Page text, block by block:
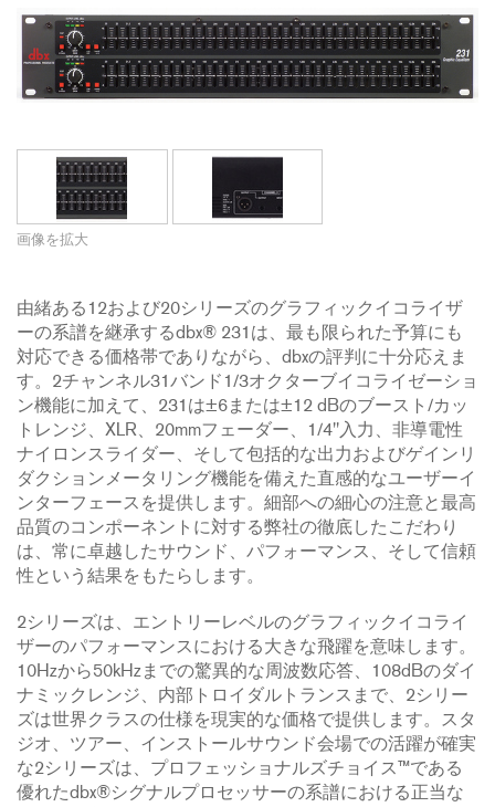
画像を拡大
由緒ある12および20シリーズのグラフィックイコライザ
ーの系譜を継承するdbx® 231は、最も限られた予算にも
対応できる価格帯でありながら、dbxの評判に十分応えま
す。2チャンネル31バンド1/3オクターブイコライゼーショ
ン機能に加えて、231は±6または±12 dBのブースト/カッ
トレンジ、XLR、20mmフェーダー、1/4"入力、非導電性
ナイロンスライダー、そして包括的な出力およびゲインリ
ダクションメータリング機能を備えた直感的なユーザーイ
ンターフェースを提供します。細部への細心の注意と最高
品質のコンポーネントに対する弊社の徹底したこだわり
は、常に卓越したサウンド、パフォーマンス、そして信頼
性という結果をもたらします。
2シリーズは、エントリーレベルのグラフィックイコライ
ザーのパフォーマンスにおける大きな飛躍を意味します。
10Hzから50kHzまでの驚異的な周波数応答、108dBのダイ
ナミックレンジ、内部トロイダルトランスまで、2シリー
ズは世界クラスの仕様を現実的な価格で提供します。スタ
ジオ、ツアー、インストールサウンド会場での活躍が確実
な2シリーズは、プロフェッショナルズチョイス™である
優れたdbx®シグナルプロセッサーの系譜における正当な